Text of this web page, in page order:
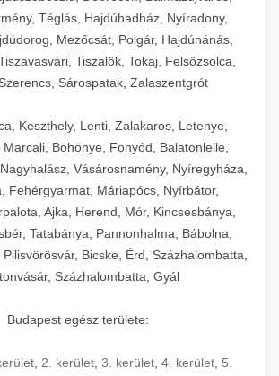
Téglás, Hajdúhadház, Nyíradony,
Mezőcsát, Polgár, Hajdúnánás,
Tiszalök, Tokaj, Felsőzsolca,
Sárospatak, Zalaszentgrót
Keszthely, Lenti, Zalakaros, Letenye,
Böhönye, Fonyód, Balatonlelle,
Vásárosnamény, Nyíregyháza,
Fehérgyarmat, Máriapócs, Nyírbátor,
Ajka, Herend, Mór, Kincsesbánya,
Tatabánya, Pannonhalma, Bábolna,
Bicske, Érd, Százhalombatta,
Százhalombatta, Gyál
Budapest egész területe:
2. kerület 3. kerület 4. kerület 5.